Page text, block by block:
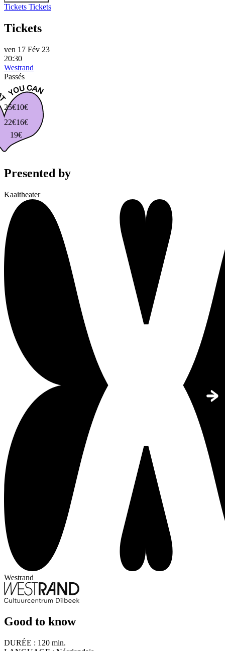
Tickets Tickets
Tickets
ven 17 Fév 23
20:30
Westrand
Passés
25€
22€
19€
16€
10€
Presented by
Kaaitheater
Westrand
Good to know
DURÉE : 120 min.